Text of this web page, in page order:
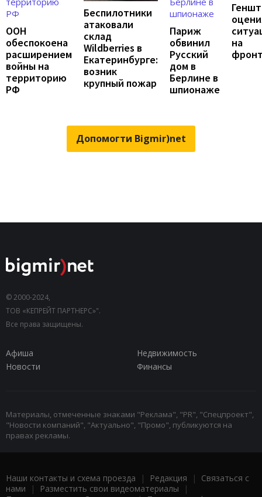
ООН
обеспокоена
расширением
войны на
территорию
РФ
Беспилотники
атаковали
склад
Wildberries в
Екатеринбурге:
возник
крупный пожар
Париж
обвинил
Русский
дом в
Берлине в
шпионаже
на
Допомогти Bigmir)net
© 2000-2024,
ТОВ «КЕПРЕЙТ ПАРТНЕРС»".
Все права защищены.
Афиша
Недвижимость
Новости
Финансы
Материалы, отмеченные знаками "Реклама", "PR", "Спецпроект",
"Новости компаний", "Актуально", "Промо", публикуются на
правах рекламы.
Наши контакты и схема проезда | Редакция | Связаться с
нами | Разместить свои видеоматериалы |